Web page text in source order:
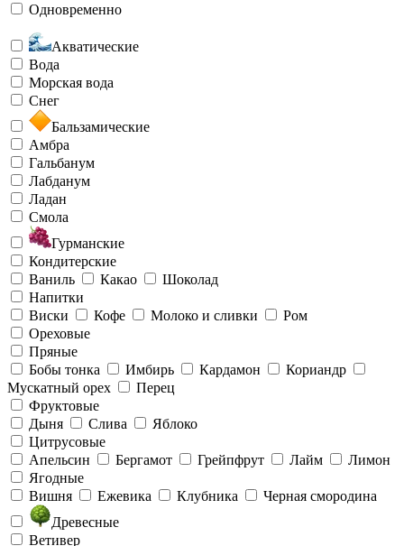
Одновременно
Акватические
Вода
Морская вода
Снег
Бальзамические
Амбра
Гальбанум
Лабданум
Ладан
Смола
Гурманские
Кондитерские
Ваниль
Какао
Шоколад
Напитки
Виски
Кофе Молоко и сливки
Ром
Ореховые
Пряные
Бобы тонка
Имбирь Кардамон
Кориандр
Мускатный орех
Перец
Фруктовые
Дыня
Слива
Яблоко
Цитрусовые
Апельсин
Бергамот Грейпфрут Лайм
Лимон
Ягодные
Вишня
Ежевика Клубника
Черная смородина
Древесные
Ветивер